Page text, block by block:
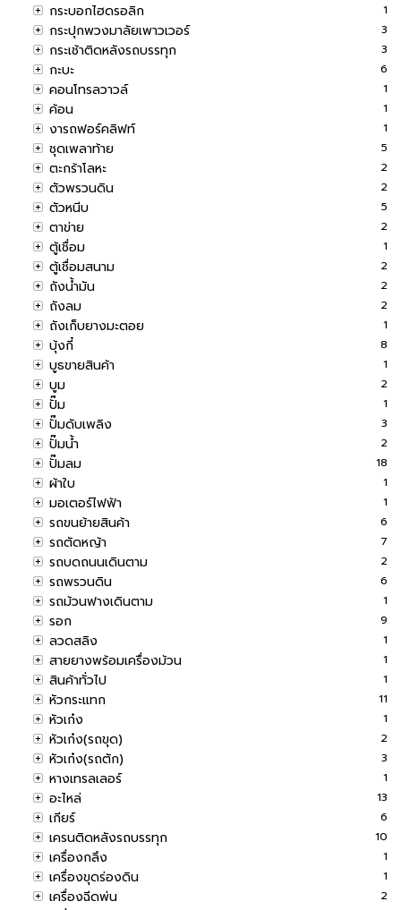
กระบอกไฮดรอลิก 1
กระปุกพวงมาลัยเพาวเวอร์ 3
กระเช้าติดหลังรถบรรทุก 3
กะบะ 6
คอนโทรลวาวล์ 1
ค้อน 1
งารถฟอร์คลิฟท์ 1
ชุดเพลาท้าย 5
ตะกร้าโลหะ 2
ตัวพรวนดิน 2
ตัวหนีบ 5
ตาข่าย 2
ตู้เชื่อม 1
ตู้เชื่อมสนาม 2
ถังน้ำมัน 2
ถังลม 2
ถังเก็บยางมะตอย 1
บุ้งกี๋ 8
บูธขายสินค้า 1
บูม 2
ปั๊ม 1
ปั๊มดับเพลิง 3
ปั๊มน้ำ 2
ปั๊มลม 18
ผ้าใบ 1
มอเตอร์ไฟฟ้า 1
รถขนย้ายสินค้า 6
รถตัดหญ้า 7
รถบดถนนเดินตาม 2
รถพรวนดิน 6
รถม้วนฟางเดินตาม 1
รอก 9
ลวดสลิง 1
สายยางพร้อมเครื่องม้วน 1
สินค้าทั่วไป 1
หัวกระแทก 11
หัวเก๋ง 1
หัวเก๋ง(รถขุด) 2
หัวเก๋ง(รถตัก) 3
หางเทรลเลอร์ 1
อะไหล่ 13
เกียร์ 6
เครนติดหลังรถบรรทุก 10
เครื่องกลึง 1
เครื่องขุดร่องดิน 1
เครื่องฉีดพ่น 2